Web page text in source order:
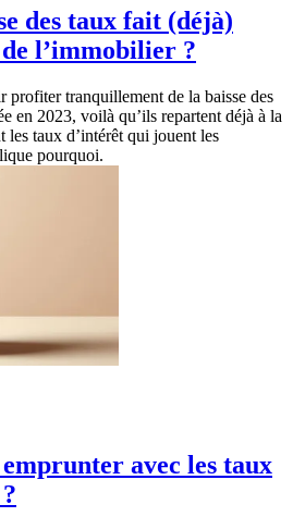
des taux fait (déjà)
l’immobilier ?
profiter tranquillement de la baisse des
en 2023, voilà qu’ils repartent déjà à la
les taux d’intérêt qui jouent les
pourquoi.
avec les taux